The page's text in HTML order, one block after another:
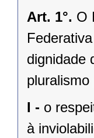
Art. 1°. O
dignidade
I - o
à